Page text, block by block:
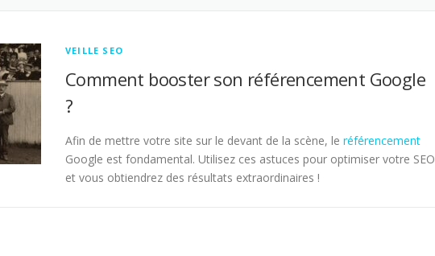
VEILLE SEO
Comment booster son référencement Google
?
Afin de mettre votre site sur le devant de la scène, le référencement
Google est fondamental. Utilisez ces astuces pour optimiser votre SEO
et vous obtiendrez des résultats extraordinaires !